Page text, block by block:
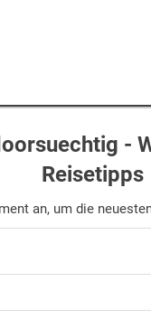
-
Reisetipps
an, um die